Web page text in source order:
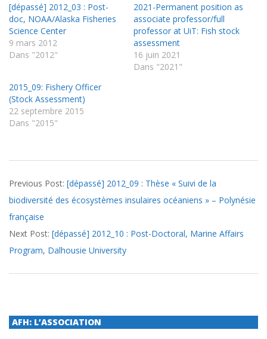
[dépassé] 2012_03 : Post-
doc, NOAA/Alaska Fisheries
Science Center
9 mars 2012
Dans "2012"
2021-Permanent position as
associate professor/full
professor at UiT: Fish stock
assessment
16 juin 2021
Dans "2021"
2015_09: Fishery Officer
(Stock Assessment)
22 septembre 2015
Dans "2015"
08-
30
Previous Post: [dépassé] 2012_09 : Thèse « Suivi de la
biodiversité des écosystèmes insulaires océaniens » – Polynésie
française
Next Post: [dépassé] 2012_10 : Post-Doctoral, Marine Affairs
Program, Dalhousie University
AFH: L’ASSOCIATION